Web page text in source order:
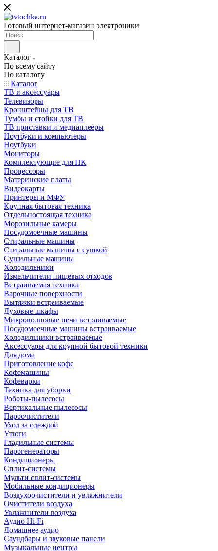
Готовый интернет-магазин электроники
Каталог
По всему сайту
По каталогу
Каталог
ТВ и аксессуары
Телевизоры
Кронштейны для ТВ
Тумбы и стойки для ТВ
ТВ приставки и медиаплееры
Ноутбуки и компьютеры
Ноутбуки
Мониторы
Комплектующие для ПК
Процессоры
Материнские платы
Видеокарты
Принтеры и МФУ
Крупная бытовая техника
Отдельностоящая техника
Морозильные камеры
Посудомоечные машины
Стиральные машины
Стиральные машины с сушкой
Сушильные машины
Холодильники
Измельчители пищевых отходов
Встраиваемая техника
Варочные поверхности
Вытяжки встраиваемые
Духовые шкафы
Микроволновые печи встраиваемые
Посудомоечные машины встраиваемые
Холодильники встраиваемые
Аксессуары для крупной бытовой техники
Для дома
Приготовление кофе
Кофемашины
Кофеварки
Техника для уборки
Роботы-пылесосы
Вертикальные пылесосы
Пароочистители
Уход за одеждой
Утюги
Гладильные системы
Парогенераторы
Кондиционеры
Сплит-системы
Мульти сплит-системы
Мобильные кондиционеры
Воздухоочистители и увлажнители
Очистители воздуха
Увлажнители воздуха
Аудио Hi-Fi
Домашнее аудио
Саундбары и звуковые панели
Музыкальные центры